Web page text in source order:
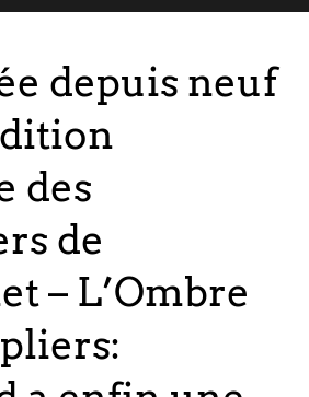
depuis neuf
des
de
– L’Ombre